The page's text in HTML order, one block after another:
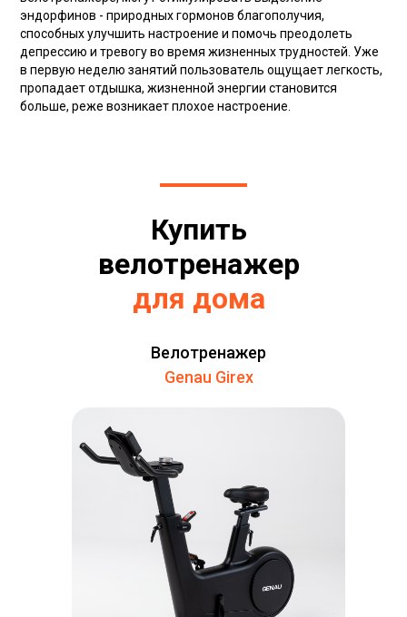
эндорфинов - природных гормонов благополучия,
способных улучшить настроение и помочь преодолеть
депрессию и тревогу во время жизненных трудностей. Уже
в первую неделю занятий пользователь ощущает легкость,
пропадает отдышка, жизненной энергии становится
больше, реже возникает плохое настроение.
Купить
велотренажер
для дома
Велотренажер
Genau Girex